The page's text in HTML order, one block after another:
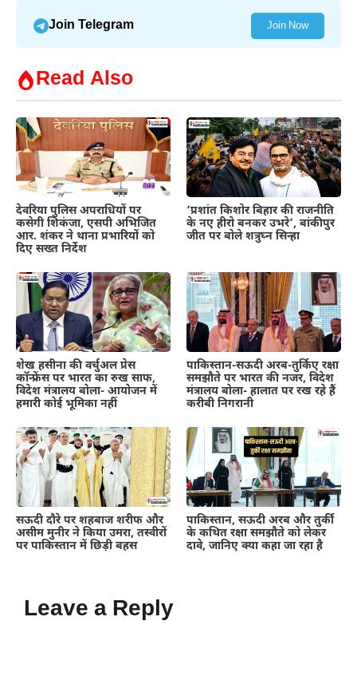
Join Telegram Join Now
Read Also
देवरिया पुलिस अपराधियों पर
कसेगी शिकंजा, एसपी अभिजित
आर. शंकर ने थाना प्रभारियों को
दिए सख्त निर्देश
‘प्रशांत किशोर बिहार की राजनीति
के नए हीरो बनकर उभरे’, बांकीपुर
जीत पर बोले शत्रुघ्न सिन्हा
शेख हसीना की वर्चुअल प्रेस
कॉन्फ्रेंस पर भारत का रुख साफ,
विदेश मंत्रालय बोला- आयोजन में
हमारी कोई भूमिका नहीं
पाकिस्तान-सऊदी अरब-तुर्किए रक्षा
समझौते पर भारत की नजर, विदेश
मंत्रालय बोला- हालात पर रख रहे हैं
करीबी निगरानी
सऊदी दौरे पर शहबाज शरीफ और
असीम मुनीर ने किया उमरा, तस्वीरों
पर पाकिस्तान में छिड़ी बहस
पाकिस्तान, सऊदी अरब और तुर्की
के कथित रक्षा समझौते को लेकर
दावे, जानिए क्या कहा जा रहा है
Leave a Reply